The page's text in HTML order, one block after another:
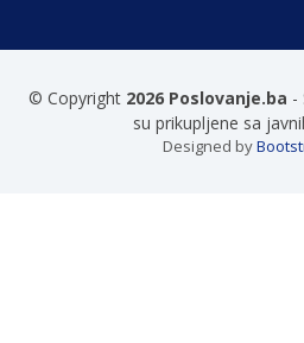
© Copyright 2026 Poslovanje.ba -
su prikupljene sa
Designed by